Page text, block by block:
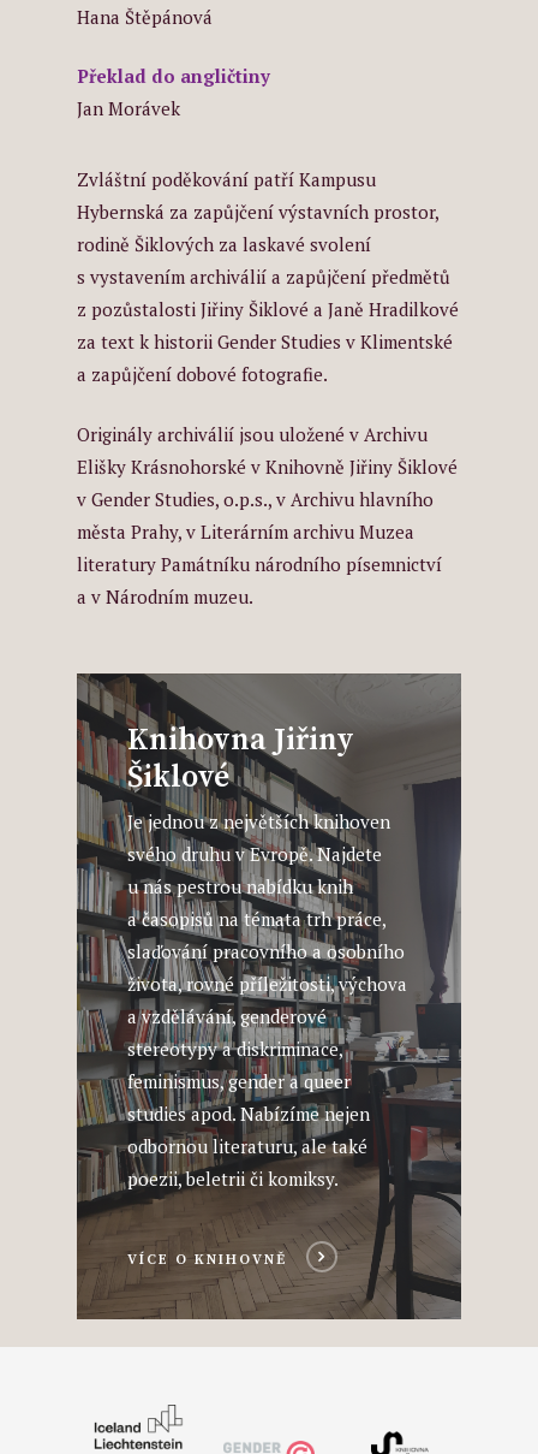
Hana Štěpánová
Překlad do angličtiny
Jan Morávek
Zvláštní poděkování patří Kampusu
Hybernská za zapůjčení výstavních prostor,
rodině Šiklových za laskavé svolení
s vystavením archiválií a zapůjčení předmětů
z pozůstalosti Jiřiny Šiklové a Janě Hradilkové
za text k historii Gender Studies v Klimentské
a zapůjčení dobové fotografie.
Originály archiválií jsou uložené v Archivu
Elišky Krásnohorské v Knihovně Jiřiny Šiklové
v Gender Studies, o.p.s., v Archivu hlavního
města Prahy, v Literárním archivu Muzea
literatury Památníku národního písemnictví
a v Národním muzeu.
Knihovna Jiřiny
Šiklové
Je jednou z největších knihoven
svého druhu v Evropě. Najdete
u nás pestrou nabídku knih
a časopisů na témata trh práce,
slaďování pracovního a osobního
života, rovné příležitosti, výchova
a vzdělávání, genderové
stereotypy a diskriminace,
feminismus, gender a queer
studies apod. Nabízíme nejen
odbornou literaturu, ale také
poezii, beletrii či komiksy.
VÍCE O KNIHOVNĚ